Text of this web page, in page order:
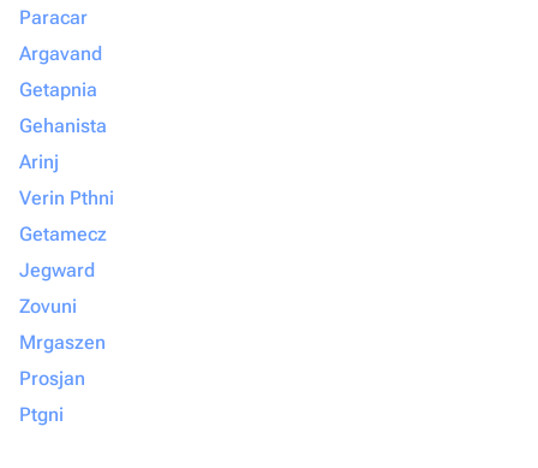
Paracar
Argavand
Getapnia
Gehanista
Arinj
Verin Pthni
Getamecz
Jegward
Zovuni
Mrgaszen
Prosjan
Ptgni